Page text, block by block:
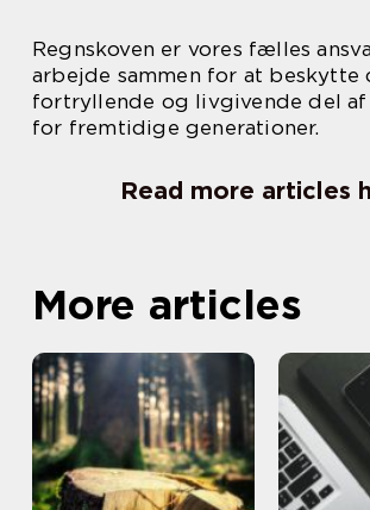
Regnskoven er vores fælles
arbejde sammen for at beskytte
fortryllende og livgivende del af
for fremtidige generationer.
Read more articles
More articles